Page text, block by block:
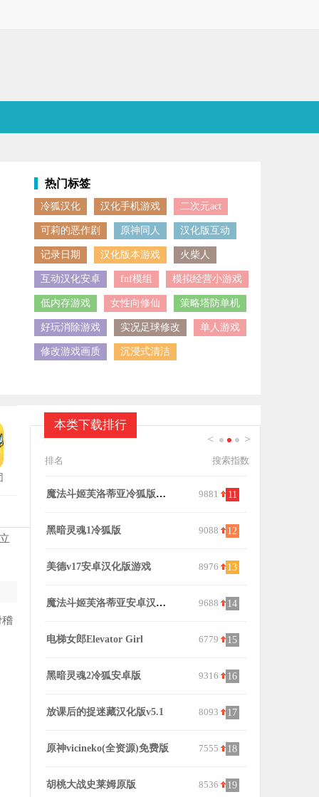
养成和收集系统，能让玩家感受到同类三国策略手机游戏所没有的
热门标签
冷狐汉化 汉化手机游戏 二次元act
可莉的恶作剧 原神同人 汉化版互动
记录日期 汉化版本游戏 火柴人
互动汉化安卓 fnf模组 模拟经营小游戏
低内存游戏 女性向修仙 策略塔防单机
好玩消除游戏 实况足球修改 单人游戏
修改游戏画质 沉浸式清洁
稽
本类下载排行
< >
排名 搜索指数
9088
11 6821
12 TK挠女仆脚心模拟器安卓版 9172
13 elevator电梯女孩直装版 6598
14 异形病栋正版中文版 6653
15 四季v0.4汉化版安卓 9586
16 milk gallery0.1.7像素游戏 7748
17 深度睡眠2冷狐版 7822
18 我的城镇时间停止时汉化版 8460
19 一直合宿到早上汉化版 8265